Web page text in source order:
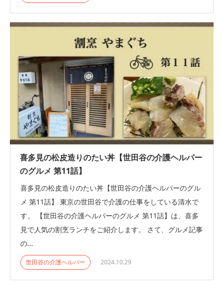
喜多見の松皮造りのたい丼【世田谷の介護ヘルパー
のグルメ 第11話】
喜多見の松皮造りのたい丼【世田谷の介護ヘルパーのグル
メ 第11話】 東京の世田谷で介護の仕事をしている清水で
す。 【世田谷の介護ヘルパーのグルメ 第11話】は、喜多
見で人気の割烹ランチをご紹介します。 さて、グルメ記事
の...
世田谷の介護ヘルパー 2024.10.29